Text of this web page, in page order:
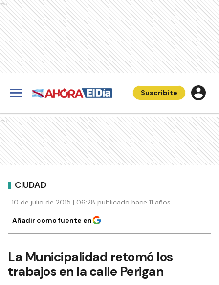
Ads
Suscribite
Ads
CIUDAD
10 de julio de 2015 | 06:28 publicado hace 11 años
Añadir como fuente en
La Municipalidad retomó los
trabajos en la calle Perigan